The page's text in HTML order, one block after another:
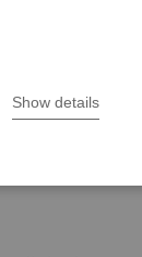
Show details